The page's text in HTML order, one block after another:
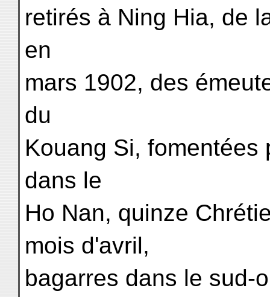
retirés à Ning Hia, de
en
mars 1902, des
du
Kouang Si,
dans le
Ho Nan, quinze
mois d'avril,
bagarres dans le sud-